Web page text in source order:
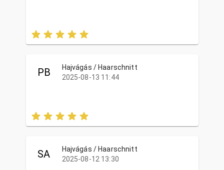
PB
Hajvágás / Haarschnitt
2025-08-13 11:44
SA
Hajvágás / Haarschnitt
2025-08-12 13:30